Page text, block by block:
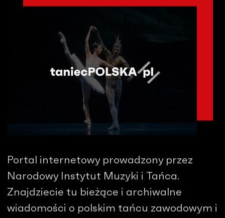
Portal internetowy prowadzony przez
Narodowy Instytut Muzyki i Tańca.
Znajdziecie tu bieżące i archiwalne
wiadomości o polskim tańcu zawodowym i